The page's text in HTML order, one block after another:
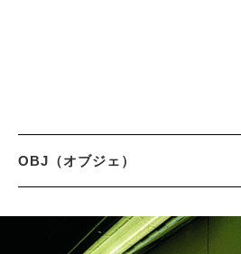
OBJ（オブジェ）